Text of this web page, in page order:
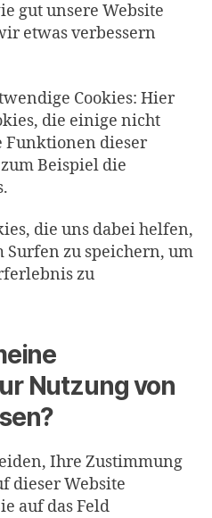
gut unsere Website
etwas verbessern
Cookies: Hier
die einige nicht
dieser
Beispiel die
die uns dabei helfen,
zu speichern, um
zu
Nutzung von
Ihre Zustimmung
dieser Website
auf das Feld